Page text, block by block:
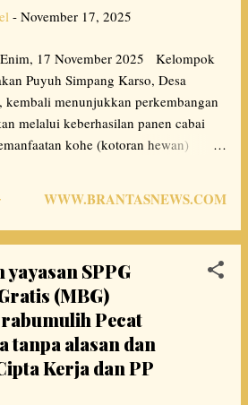
perhatian nyata kepada masyarakat
daerah khususnya Bapak Bupati
Sadat ) dengan melaui Dinas Sosial
sembako untuk disalurkan kepada
tentunya bantuan ini sangat berarti dan
meringankan beban masyarakat, ” ujar
- November 17, 2025
17 November 2025 Kelompok
Puyuh Simpang Karso, Desa
kembali menunjukkan perkembangan
melalui keberhasilan panen cabai
kohe (kotoran hewan)
Tanpa Izin) tahun 2025
oleh PT Bukit Asam Tbk (PTBA)
Puyuh Simpang Karso, Agustian
terimakasih dan
atas pendampingan yang
oleh PTBA. “Kami mengucapkan
atas support PTBA yang telah
pengembangan usaha ini. Kali
WWW.BRANTASNEWS.COM
SPPG
(MBG)
Pecat
tanpa alasan dan
Kerja dan PP